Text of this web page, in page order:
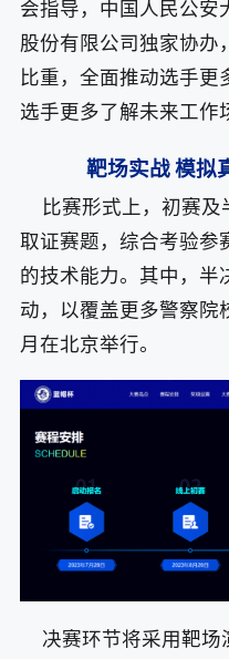
会指导，中国人民公安
股份有限公司独家协办
比重，全面推动选手更
选手更多了解未来工作
靶场实战 模拟
比赛形式上，初赛及
取证赛题，综合考验参
的技术能力。其中，半
动，以覆盖更多警察院
月在北京举行。
决赛环节将采用靶场